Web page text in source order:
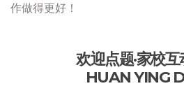
作做得更好！
欢迎点题·家校
HUAN YING